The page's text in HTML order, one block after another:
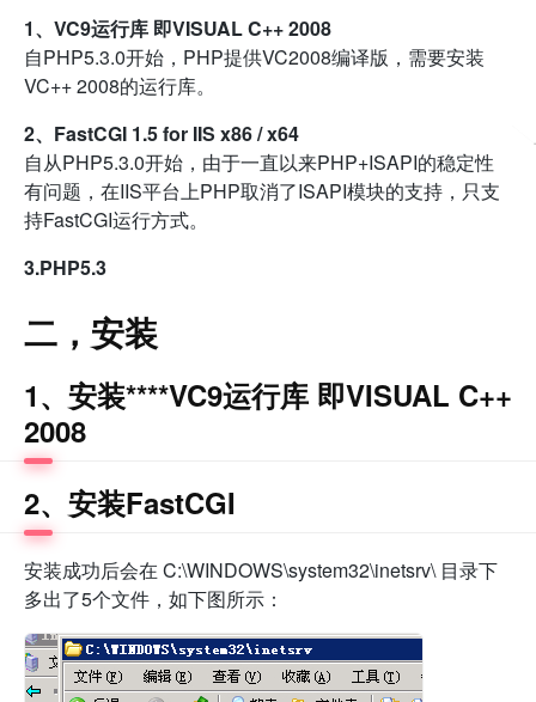
1、VC9运行库 即VISUAL C++ 2008
自PHP5.3.0开始，PHP提供VC2008编译版，需要安装
VC++ 2008的运行库。
2、FastCGI 1.5 for IIS x86 / x64
自从PHP5.3.0开始，由于一直以来PHP+ISAPI的稳定性
有问题，在IIS平台上PHP取消了ISAPI模块的支持，只支
持FastCGI运行方式。
3.PHP5.3
二，安装
1、安装****VC9运行库 即VISUAL C++
2008
2、安装FastCGI
安装成功后会在 C:\WINDOWS\system32\inetsrv\ 目录下
多出了5个文件，如下图所示：